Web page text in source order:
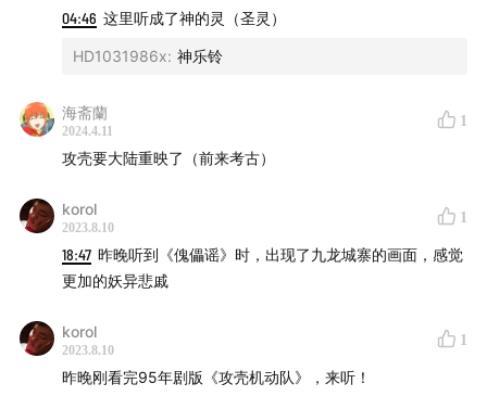
04:46 这里听成了神的灵（圣灵）
HD1031986x: 神乐铃
海斋蘭
2024.4.11
1
攻壳要大陆重映了（前来考古）
korol
2023.8.10
1
18:47 昨晚听到《傀儡谣》时，出现了九龙城寨的画面，感觉
更加的妖异悲戚
korol
2023.8.10
1
昨晚刚看完95年剧版《攻壳机动队》，来听！